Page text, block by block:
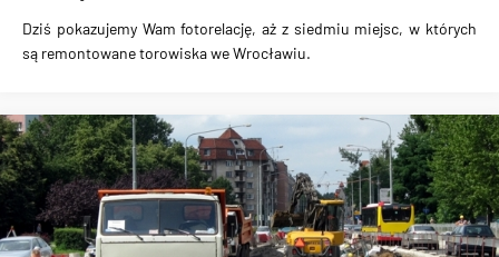
Dziś pokazujemy Wam fotorelację, aż z siedmiu miejsc, w których
są remontowane torowiska we Wrocławiu.